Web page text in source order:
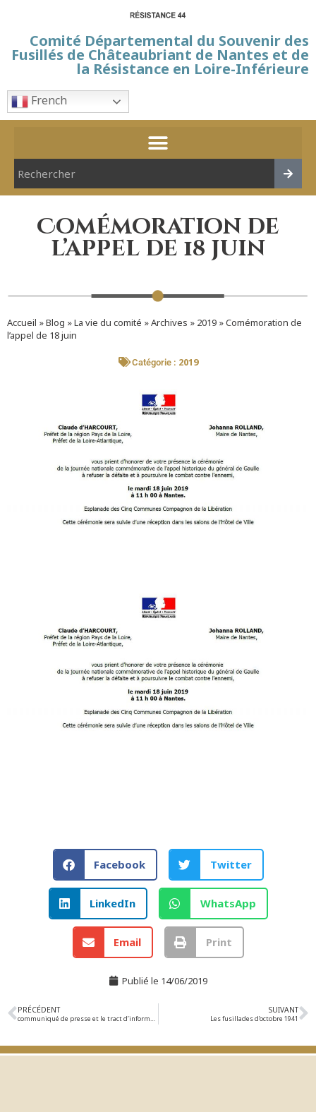
Comité Départemental du Souvenir des
Fusillés de Châteaubriant de Nantes et de
la Résistance en Loire-Inférieure
French
Comémoration de
l’appel de 18 juin
Accueil »Blog »La vie du comité »Archives » 2019 »Comémoration de
l’appel de 18 juin
Catégorie : 2019
Facebook Twitter
LinkedIn WhatsApp
Email Print
Publié le 14/06/2019
PRÉCÉDENT
communiqué de presse et le tract d’information du Comité Local d’Indre sur la Journée nationale de la Résistance du 27 mai 2019
SUIVANT
Les fusillades d’octobre 1941